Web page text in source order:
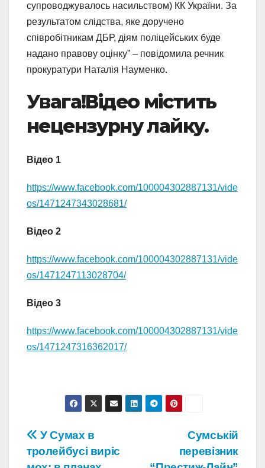
супроводжувалось насильством) КК України. За
результатом слідства, яке доручено
співробітникам ДБР, діям поліцейських буде
надано правову оцінку” – повідомила речник
прокуратури Наталія Науменко.
Увага!Відео містить
нецензурну лайку.
Відео 1
https://www.facebook.com/100004302887131/vide
os/1471247343028681/
Відео 2
https://www.facebook.com/100004302887131/vide
os/1471247113028704/
Відео 3
https://www.facebook.com/100004302887131/vide
os/1471247316362017/
Навігація
записів
Сумській
перевізник
У Сумах в
тролейбусі виріс